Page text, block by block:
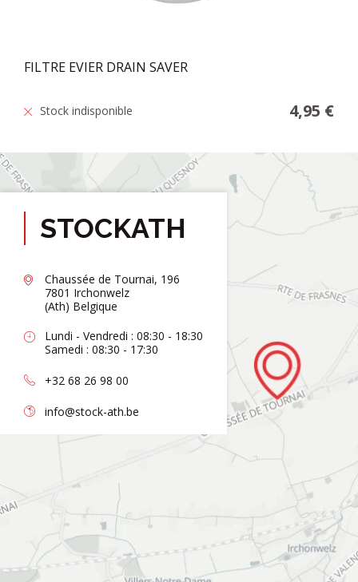
FILTRE EVIER DRAIN SAVER
Stock indisponible 4,95 €
STOCKATH
Chaussée de Tournai, 196
7801 Irchonwelz
(Ath) Belgique
Lundi - Vendredi : 08:30 - 18:30
Samedi : 08:30 - 17:30
+32 68 26 98 00
info@stock-ath.be